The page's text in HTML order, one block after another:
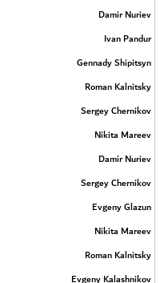
Damir Nuriev
Ivan Pandur
Gennady Shipitsyn
Roman Kalnitsky
Sergey Chernikov
Nikita Mareev
Damir Nuriev
Sergey Chernikov
Evgeny Glazun
Nikita Mareev
Roman Kalnitsky
Evgeny Kalashnikov